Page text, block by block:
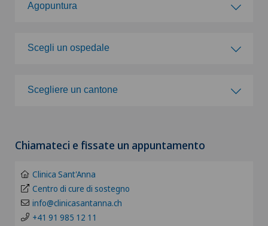
Agopuntura
Alter G
Scegli un ospedale
Clinica Sant'Anna
Pazienti internazionali
Scegliere un cantone
BE
FR
Chiamateci e fissate un appuntamento
Clinica Sant'Anna
Centro di cure di sostegno
info@clinicasantanna.ch
+41 91 985 12 11